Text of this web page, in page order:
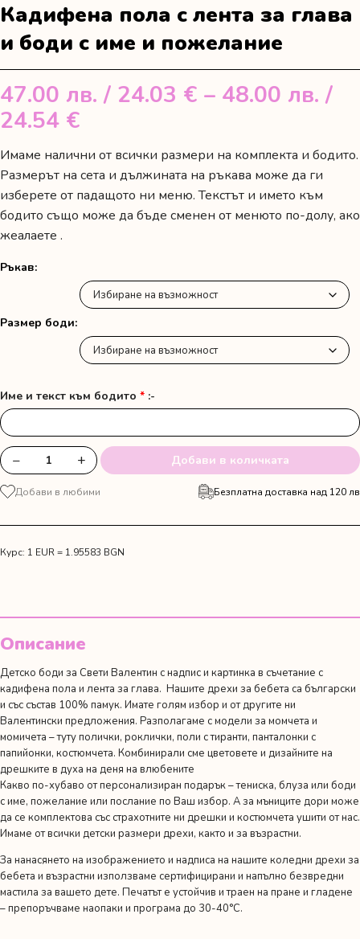
Кадифена пола с лента за глава
и боди с име и пожелание
47.00 лв. / 24.03 € – 48.00 лв. /
24.54 €
range:
47.00 лв.
/
24.03 €
48.00 лв.
/
Имаме налични от всички размери на комплекта и бодито.
Размерът на сета и дължината на ръкава може да ги
изберете от падащото ни меню. Текстът и името към
бодито също може да бъде сменен от менюто по-долу, ако
жеалаете .
Ръкав
Размер боди
Име и текст към бодито * :-
количество
за
Кадифена
лента
боди
с
име
и
пожелание
− + Добави в количката
Добави в любими Безплатна доставка над 120 лв
Курс: 1 EUR = 1.95583 BGN
Описание
Детско боди за Свети Валентин с надпис и картинка в съчетание с
кадифена пола и лента за глава. Нашите дрехи за бебета са български
и със състав 100% памук. Имате голям избор и от другите ни
Валентински предложения. Разполагаме с модели за момчета и
момичета – туту полички, роклички, поли с тиранти, панталонки с
папийонки, костюмчета. Комбинирали сме цветовете и дизайните на
дрешките в духа на деня на влюбените
Какво по-хубаво от персонализиран подарък – тениска, блуза или боди
с име, пожелание или послание по Ваш избор. А за мъниците дори може
да се комплектова със страхотните ни дрешки и костюмчета ушити от нас.
Имаме от всички детски размери дрехи, както и за възрастни.
За нанасянето на изображението и надписа на нашите коледни дрехи за
бебета и възрастни използваме сертифицирани и напълно безвредни
мастила за вашето дете. Печатът е устойчив и траен на пране и гладене
– препоръчваме наопаки и програма до 30-40°C.